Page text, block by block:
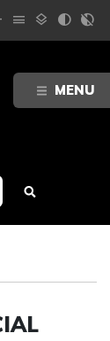
MENU
menu layers contrast contrast_rtl_off